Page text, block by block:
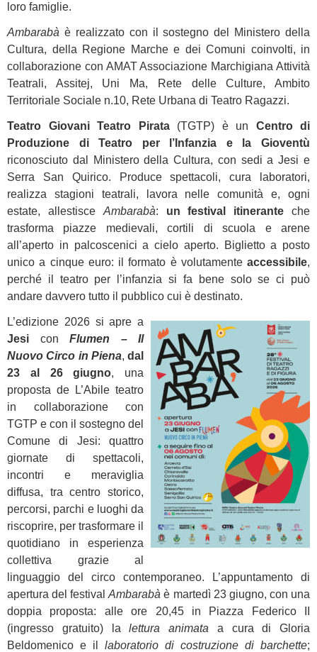
loro famiglie.
Ambarabà è realizzato con il sostegno del Ministero della
Cultura, della Regione Marche e dei Comuni coinvolti, in
collaborazione con AMAT Associazione Marchigiana Attività
Teatrali, Assitej, Uni Ma, Rete delle Culture, Ambito
Territoriale Sociale n.10, Rete Urbana di Teatro Ragazzi.
Teatro Giovani Teatro Pirata(TGTP) è un Centro di
Produzione di Teatro per l’Infanzia e la Gioventù
riconosciuto dal Ministero della Cultura, con sedi a Jesi e
Serra San Quirico. Produce spettacoli, cura laboratori,
realizza stagioni teatrali, lavora nelle comunità e, ogni
estate, allestisce Ambarabà: un festival itineranteche
trasforma piazze medievali, cortili di scuola e arene
all’aperto in palcoscenici a cielo aperto. Biglietto a posto
unico a cinque euro: il formato è volutamente accessibile,
perché il teatro per l’infanzia si fa bene solo se ci può
andare davvero tutto il pubblico cui è destinato.
L’edizione 2026 si apre a
Jesi con Flumen – Il
Nuovo Circo in Piena, dal
23 al 26 giugno, una
proposta de L’Abile teatro
in collaborazione con
TGTP e con il sostegno del
Comune di Jesi: quattro
giornate di spettacoli,
incontri e meraviglia
diffusa, tra centro storico,
percorsi, parchi e luoghi da
riscoprire, per trasformare il
quotidiano in esperienza
collettiva grazie al
linguaggio del circo contemporaneo. L’appuntamento di
apertura del festivalAmbarabà è martedì 23 giugno, con una
doppia proposta: alle ore 20,45 in Piazza Federico II
(ingresso gratuito) lalettura animata a cura di Gloria
Beldomenico e il laboratorio di costruzione di barchette;